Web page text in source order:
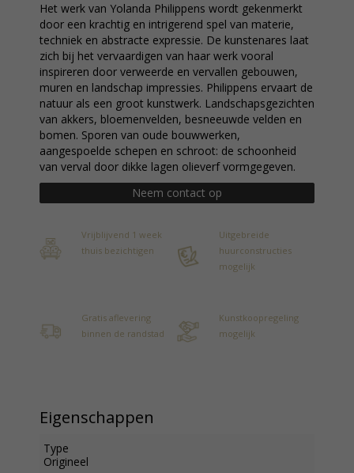
Het werk van Yolanda Philippens wordt gekenmerkt
door een krachtig en intrigerend spel van materie,
techniek en abstracte expressie. De kunstenares laat
zich bij het vervaardigen van haar werk vooral
inspireren door verweerde en vervallen gebouwen,
muren en landschap impressies. Philippens ervaart de
natuur als een groot kunstwerk. Landschapsgezichten
van akkers, bloemenvelden, besneeuwde velden en
bomen. Sporen van oude bouwwerken,
aangespoelde schepen en schroot: de schoonheid
van verval door dikke lagen olieverf vormgegeven.
Neem contact op
Vrijblijvend 1 week
thuis bezichtigen
Uitgebreide
huurconstructies
mogelijk
Gratis aflevering
binnen de randstad
Kunstkoopregeling
mogelijk
Eigenschappen
Type
Origineel